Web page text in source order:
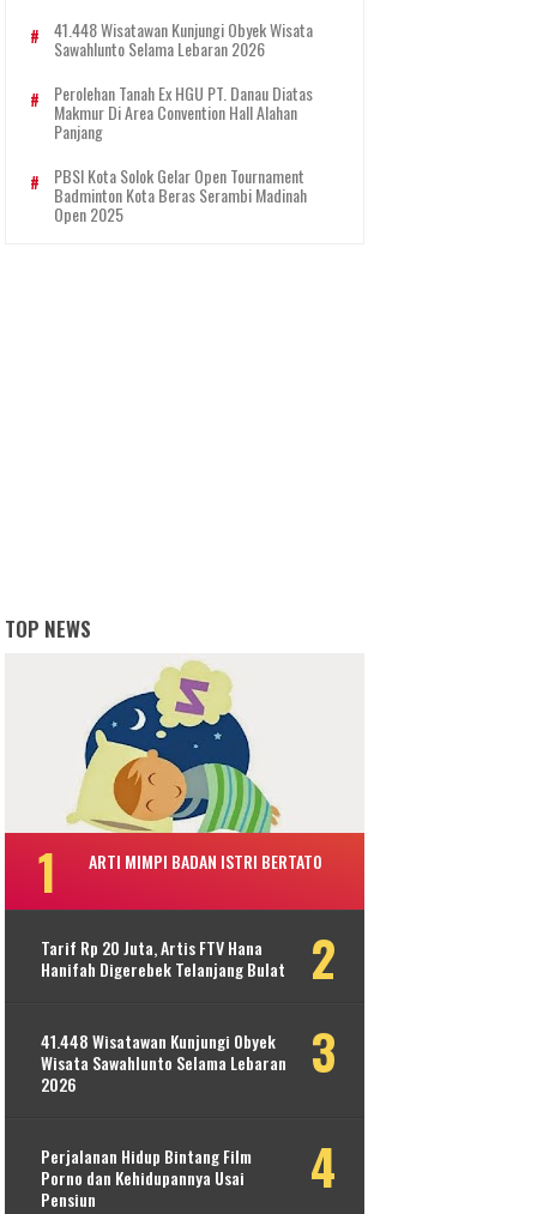
41.448 Wisatawan Kunjungi Obyek Wisata
Sawahlunto Selama Lebaran 2026
Perolehan Tanah Ex HGU PT. Danau Diatas
Makmur Di Area Convention Hall Alahan
Panjang
PBSI Kota Solok Gelar Open Tournament
Badminton Kota Beras Serambi Madinah
Open 2025
TOP NEWS
ARTI MIMPI BADAN ISTRI BERTATO
Tarif Rp 20 Juta, Artis FTV Hana
Hanifah Digerebek Telanjang Bulat
41.448 Wisatawan Kunjungi Obyek
Wisata Sawahlunto Selama Lebaran
2026
Perjalanan Hidup Bintang Film
Porno dan Kehidupannya Usai
Pensiun